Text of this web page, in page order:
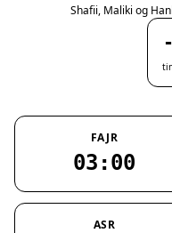
Shafii, Maliki og
FAJR
03:00
ASR